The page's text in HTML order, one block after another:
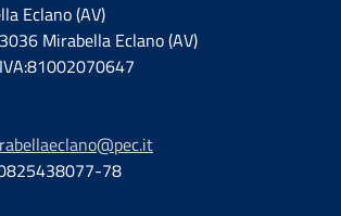
Eclano (AV)
Mirabella Eclano (AV)
78